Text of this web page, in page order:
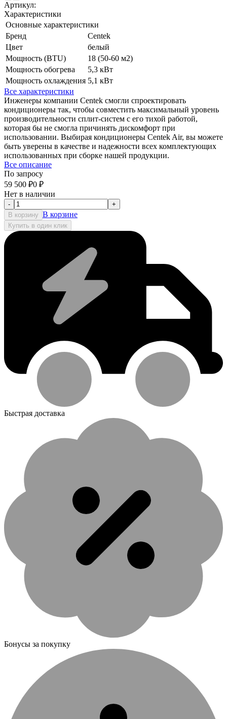
Артикул:
Характеристики
Основные характеристики
Бренд
Centek
Цвет
белый
Мощность (BTU)
18 (50-60 м2)
Мощность обогрева
5,3 кВт
Мощность охлаждения 5,1 кВт
Все характеристики
Инженеры компании Centek смогли спроектировать
кондиционеры так, чтобы совместить максимальный уровень
производительности сплит-систем с его тихой работой,
которая бы не смогла причинять дискомфорт при
использовании. Выбирая кондиционеры Centek Air, вы можете
быть уверены в качестве и надежности всех комплектующих
использованных при сборке нашей продукции.
Все описание
По запросу
59 500 ₽0 ₽
Нет в наличии
-
+
В корзину В корзине
Купить в один клик
Быстрая доставка
Бонусы за покупку